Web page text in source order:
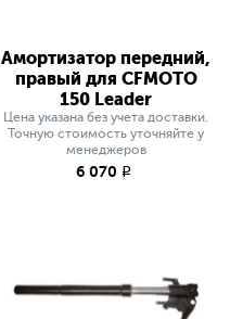
Амортизатор передний,
правый для CFMOTO
150 Leader
Цена указана без учета доставки.
Точную стоимость уточняйте у
менеджеров
6 070 q